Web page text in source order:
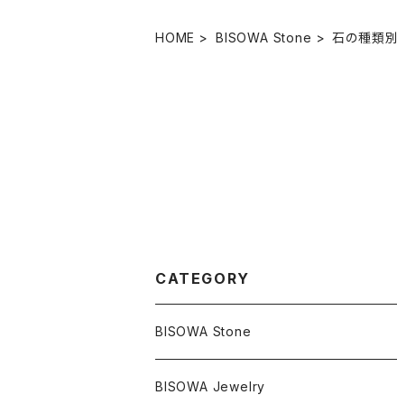
HOME BISOWA Stone 石の種類別
CATEGORY
BISOWA Stone
マスタークリスタル / 水晶
BISOWA Jewelry